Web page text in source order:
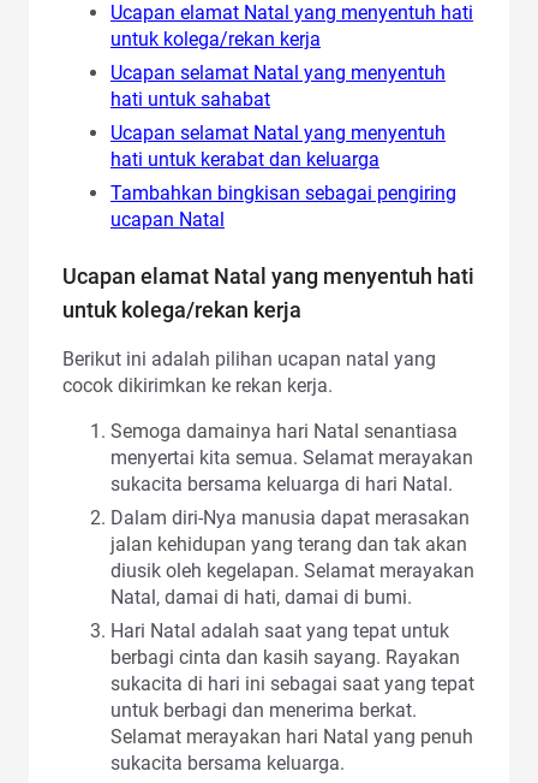
Ucapan elamat Natal yang menyentuh hati
untuk kolega/rekan kerja
Ucapan selamat Natal yang menyentuh
hati untuk sahabat
Ucapan selamat Natal yang menyentuh
hati untuk kerabat dan keluarga
Tambahkan bingkisan sebagai pengiring
ucapan Natal
Ucapan elamat Natal yang menyentuh hati
untuk kolega/rekan kerja
Berikut ini adalah pilihan ucapan natal yang
cocok dikirimkan ke rekan kerja.
Semoga damainya hari Natal senantiasa
menyertai kita semua. Selamat merayakan
sukacita bersama keluarga di hari Natal.
Dalam diri-Nya manusia dapat merasakan
jalan kehidupan yang terang dan tak akan
diusik oleh kegelapan. Selamat merayakan
Natal, damai di hati, damai di bumi.
Hari Natal adalah saat yang tepat untuk
berbagi cinta dan kasih sayang. Rayakan
sukacita di hari ini sebagai saat yang tepat
untuk berbagi dan menerima berkat.
Selamat merayakan hari Natal yang penuh
sukacita bersama keluarga.